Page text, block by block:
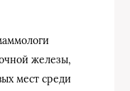
железы,
мест среди